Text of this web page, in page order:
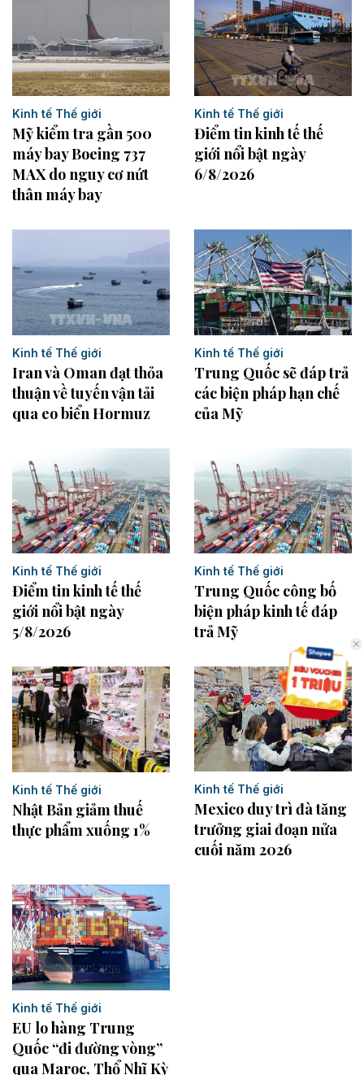
Kinh tế Thế giới
Mỹ kiểm tra gần 500
máy bay Boeing 737
MAX do nguy cơ nứt
thân máy bay
Kinh tế Thế giới
Điểm tin kinh tế thế
giới nổi bật ngày
6/8/2026
Kinh tế Thế giới
Iran và Oman đạt thỏa
thuận về tuyến vận tải
qua eo biển Hormuz
Kinh tế Thế giới
Trung Quốc sẽ đáp trả
các biện pháp hạn chế
của Mỹ
Kinh tế Thế giới
Điểm tin kinh tế thế
giới nổi bật ngày
5/8/2026
Kinh tế Thế giới
Trung Quốc công bố
biện pháp kinh tế đáp
trả Mỹ
Kinh tế Thế giới
Nhật Bản giảm thuế
thực phẩm xuống 1%
Kinh tế Thế giới
Mexico duy trì đà tăng
trưởng giai đoạn nửa
cuối năm 2026
Kinh tế Thế giới
EU lo hàng Trung
Quốc “đi đường vòng”
qua Maroc, Thổ Nhĩ Kỳ